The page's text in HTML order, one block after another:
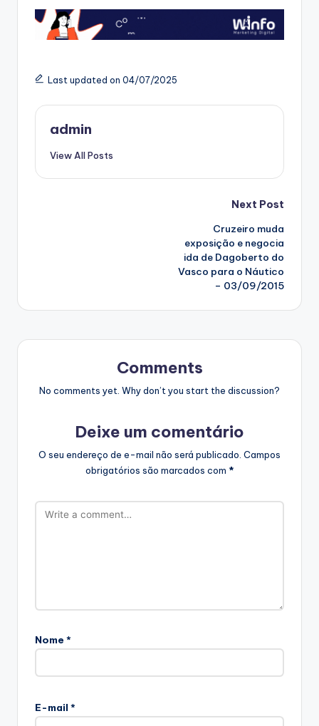
Last updated on 04/07/2025
admin
View All Posts
Next Post
Cruzeiro muda
exposição e negocia
ida de Dagoberto do
Vasco para o Náutico
– 03/09/2015
Comments
No comments yet. Why don’t you start the discussion?
Deixe um comentário
O seu endereço de e-mail não será publicado. Campos
obrigatórios são marcados com *
Nome *
E-mail *